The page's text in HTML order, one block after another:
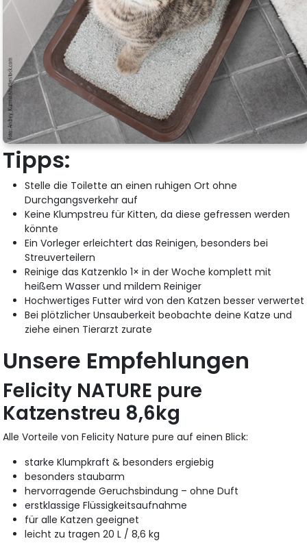
Tipps:
Stelle die Toilette an einen ruhigen Ort ohne
Durchgangsverkehr auf
Keine Klumpstreu für Kitten, da diese gefressen werden
könnte
Ein Vorleger erleichtert das Reinigen, besonders bei
Streuverteilern
Reinige das Katzenklo 1× in der Woche komplett mit
heißem Wasser und mildem Reiniger
Hochwertiges Futter wird von den Katzen besser verwertet
Bei plötzlicher Unsauberkeit beobachte deine Katze und
ziehe einen Tierarzt zurate
Unsere Empfehlungen
Felicity NATURE pure
Katzenstreu 8,6kg
Alle Vorteile von Felicity Nature pure auf einen Blick:
starke Klumpkraft & besonders ergiebig
besonders staubarm
hervorragende Geruchsbindung – ohne Duft
erstklassige Flüssigkeitsaufnahme
für alle Katzen geeignet
leicht zu tragen 20 L / 8,6 kg